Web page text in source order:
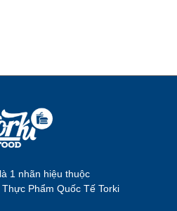
1 nhãn hiệu thuộc
Phẩm Quốc Tế Torki